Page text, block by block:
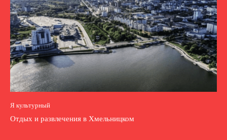
Я культурный
Отдых и развлечения в Хмельницком